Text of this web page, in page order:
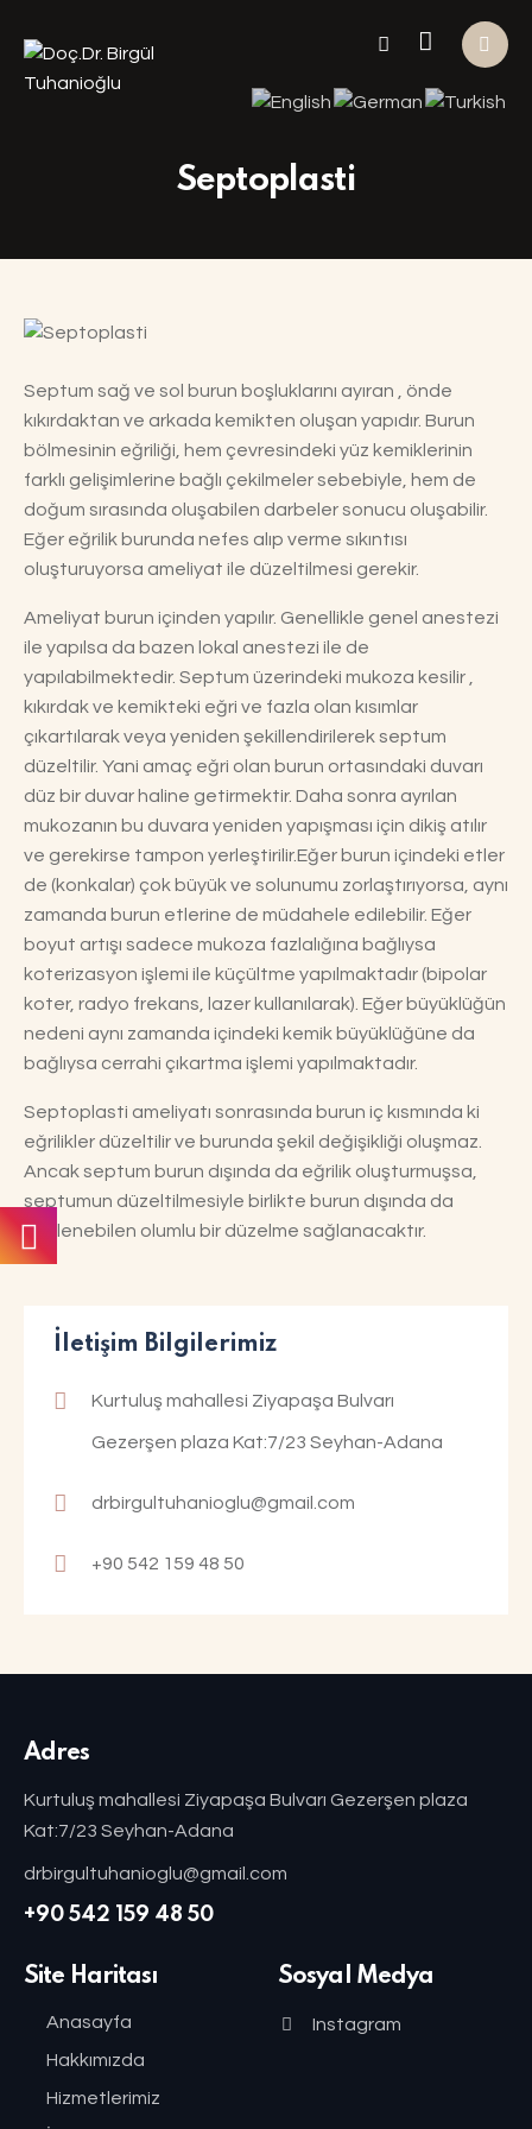
Septoplasti
Septum sağ ve sol burun boşluklarını ayıran , önde
kıkırdaktan ve arkada kemikten oluşan yapıdır. Burun
bölmesinin eğriliği, hem çevresindeki yüz kemiklerinin
farklı gelişimlerine bağlı çekilmeler sebebiyle, hem de
doğum sırasında oluşabilen darbeler sonucu oluşabilir.
Eğer eğrilik burunda nefes alıp verme sıkıntısı
oluşturuyorsa ameliyat ile düzeltilmesi gerekir.
Ameliyat burun içinden yapılır. Genellikle genel anestezi
ile yapılsa da bazen lokal anestezi ile de
yapılabilmektedir. Septum üzerindeki mukoza kesilir ,
kıkırdak ve kemikteki eğri ve fazla olan kısımlar
çıkartılarak veya yeniden şekillendirilerek septum
düzeltilir. Yani amaç eğri olan burun ortasındaki duvarı
düz bir duvar haline getirmektir. Daha sonra ayrılan
mukozanın bu duvara yeniden yapışması için dikiş atılır
ve gerekirse tampon yerleştirilir.Eğer burun içindeki etler
de (konkalar) çok büyük ve solunumu zorlaştırıyorsa, aynı
zamanda burun etlerine de müdahele edilebilir. Eğer
boyut artışı sadece mukoza fazlalığına bağlıysa
koterizasyon işlemi ile küçültme yapılmaktadır (bipolar
koter, radyo frekans, lazer kullanılarak). Eğer büyüklüğün
nedeni aynı zamanda içindeki kemik büyüklüğüne da
bağlıysa cerrahi çıkartma işlemi yapılmaktadır.
Septoplasti ameliyatı sonrasında burun iç kısmında ki
eğrilikler düzeltilir ve burunda şekil değişikliği oluşmaz.
Ancak septum burun dışında da eğrilik oluşturmuşsa,
septumun düzeltilmesiyle birlikte burun dışında da
gözlenebilen olumlu bir düzelme sağlanacaktır.
İletişim Bilgilerimiz
Kurtuluş mahallesi Ziyapaşa Bulvarı
Gezerşen plaza Kat:7/23 Seyhan-Adana
drbirgultuhanioglu@gmail.com
+90 542 159 48 50
Adres
Kurtuluş mahallesi Ziyapaşa Bulvarı Gezerşen plaza
Kat:7/23 Seyhan-Adana
drbirgultuhanioglu@gmail.com
+90 542 159 48 50
Site Haritası
Anasayfa
Hakkımızda
Hizmetlerimiz
Sosyal Medya
Instagram